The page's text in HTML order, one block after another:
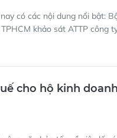
có các nội dung nổi bật:
khảo sát ATTP công
cho hộ kinh